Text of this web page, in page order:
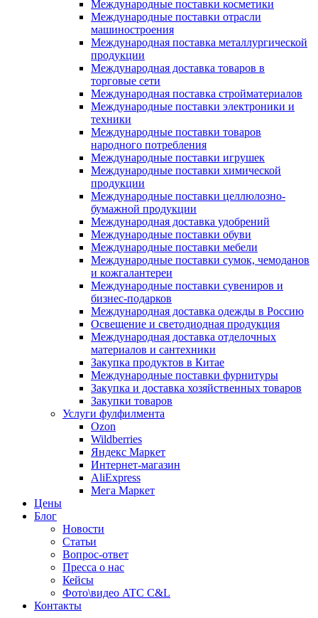
Международные поставки косметики
Международные поставки отрасли
машиностроения
Международная поставка металлургической
продукции
Международная доставка товаров в
торговые сети
Международная поставка стройматериалов
Международные поставки электроники и
техники
Международные поставки товаров
народного потребления
Международные поставки игрушек
Международные поставки химической
продукции
Международные поставки целлюлозно-
бумажной продукции
Международная доставка удобрений
Международные поставки обуви
Международные поставки мебели
Международные поставки сумок, чемоданов
и кожгалантереи
Международные поставки сувениров и
бизнес-подарков
Международная доставка одежды в Россию
Освещение и светодиодная продукция
Международная доставка отделочных
материалов и сантехники
Закупка продуктов в Китае
Международные поставки фурнитуры
Закупка и доставка хозяйственных товаров
Закупки товаров
Услуги фулфилмента
Ozon
Wildberries
Яндекс Маркет
Интернет-магазин
AliExpress
Мега Маркет
Цены
Блог
Новости
Статьи
Вопрос-ответ
Пресса о нас
Кейсы
Фото\видео ATC C&L
Контакты